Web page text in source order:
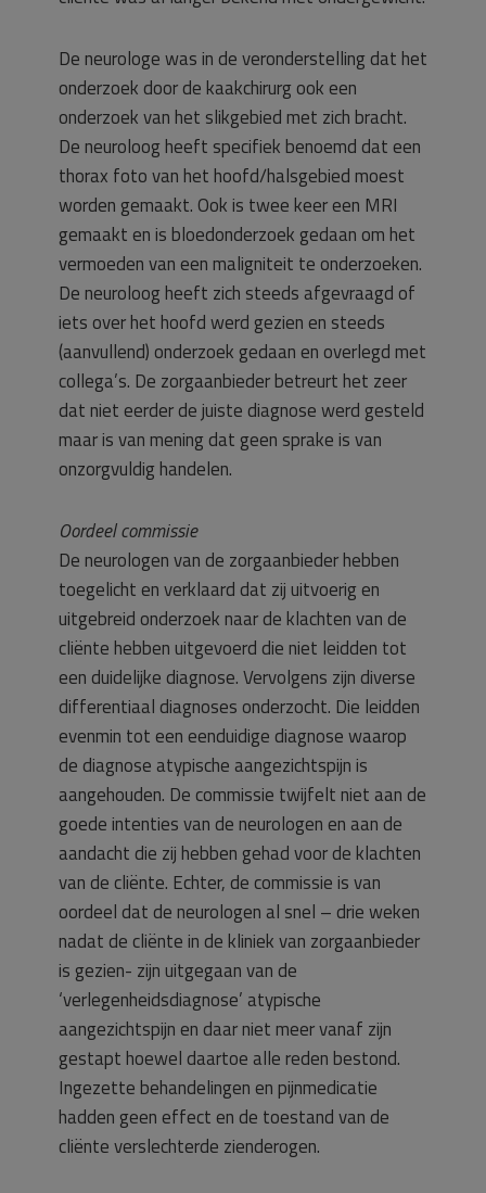
De neurologe was in de veronderstelling dat het
onderzoek door de kaakchirurg ook een
onderzoek van het slikgebied met zich bracht.
De neuroloog heeft specifiek benoemd dat een
thorax foto van het hoofd/halsgebied moest
worden gemaakt. Ook is twee keer een MRI
gemaakt en is bloedonderzoek gedaan om het
vermoeden van een maligniteit te onderzoeken.
De neuroloog heeft zich steeds afgevraagd of
iets over het hoofd werd gezien en steeds
(aanvullend) onderzoek gedaan en overlegd met
collega’s. De zorgaanbieder betreurt het zeer
dat niet eerder de juiste diagnose werd gesteld
maar is van mening dat geen sprake is van
onzorgvuldig handelen.
Oordeel commissie
De neurologen van de zorgaanbieder hebben
toegelicht en verklaard dat zij uitvoerig en
uitgebreid onderzoek naar de klachten van de
cliënte hebben uitgevoerd die niet leidden tot
een duidelijke diagnose. Vervolgens zijn diverse
differentiaal diagnoses onderzocht. Die leidden
evenmin tot een eenduidige diagnose waarop
de diagnose atypische aangezichtspijn is
aangehouden. De commissie twijfelt niet aan de
goede intenties van de neurologen en aan de
aandacht die zij hebben gehad voor de klachten
van de cliënte. Echter, de commissie is van
oordeel dat de neurologen al snel – drie weken
nadat de cliënte in de kliniek van zorgaanbieder
is gezien- zijn uitgegaan van de
‘verlegenheidsdiagnose’ atypische
aangezichtspijn en daar niet meer vanaf zijn
gestapt hoewel daartoe alle reden bestond.
Ingezette behandelingen en pijnmedicatie
hadden geen effect en de toestand van de
cliënte verslechterde zienderogen.